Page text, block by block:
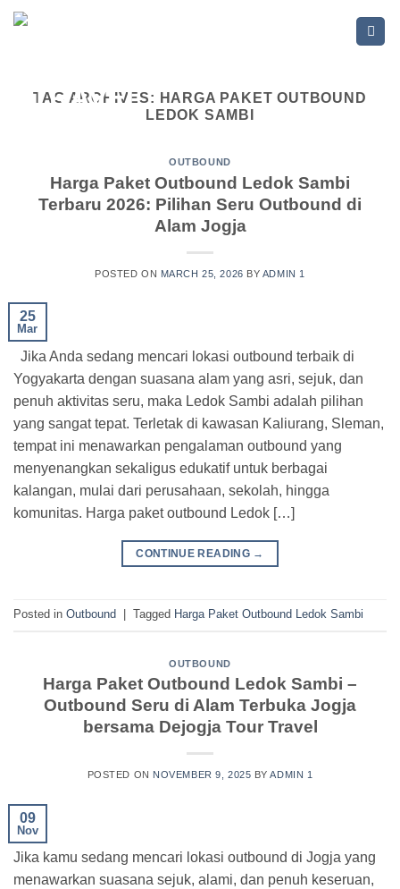
Skip
TAG ARCHIVES: HARGA PAKET OUTBOUND
LEDOK SAMBI
OUTBOUND
Harga Paket Outbound Ledok Sambi
Terbaru 2026: Pilihan Seru Outbound di
Alam Jogja
POSTED ON MARCH 25, 2026 BY ADMIN 1
25
Mar
Jika Anda sedang mencari lokasi outbound terbaik di
Yogyakarta dengan suasana alam yang asri, sejuk, dan
penuh aktivitas seru, maka Ledok Sambi adalah pilihan
yang sangat tepat. Terletak di kawasan Kaliurang, Sleman,
tempat ini menawarkan pengalaman outbound yang
menyenangkan sekaligus edukatif untuk berbagai
kalangan, mulai dari perusahaan, sekolah, hingga
komunitas. Harga paket outbound Ledok […]
CONTINUE READING →
Posted in Outbound Tagged Harga Paket Outbound Ledok Sambi
OUTBOUND
Harga Paket Outbound Ledok Sambi –
Outbound Seru di Alam Terbuka Jogja
bersama Dejogja Tour Travel
POSTED ON NOVEMBER 9, 2025 BYADMIN 1
09
Nov
Jika kamu sedang mencari lokasi outbound di Jogja yang
menawarkan suasana sejuk, alami, dan penuh keseruan,